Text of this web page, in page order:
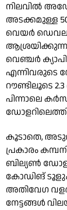
നിലവിൽ
അടക്കമുള്ള
വെയർ
വെഞ്ചർ
എന്നിവരുടെ
റൗണ്ടിലൂടെ
പിന്നാലെ
കൂടാതെ,
പ്രകാരം
ബില്യൺ
കോഡിങ്
അതിവേഗ
നേട്ടങ്ങൾ